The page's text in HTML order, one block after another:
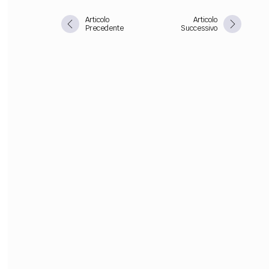
FILODIRITTO
Articolo
Precedente
Articolo
Successivo